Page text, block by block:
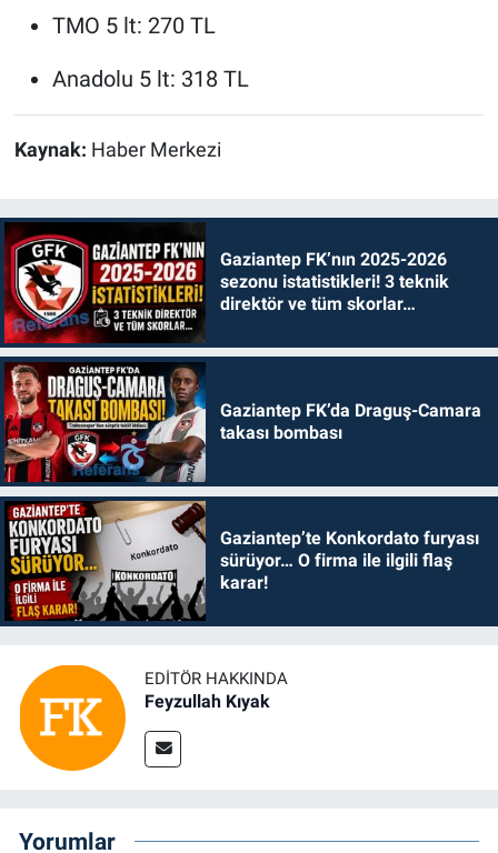
TMO 5 lt: 270 TL
Anadolu 5 lt: 318 TL
Kaynak: Haber Merkezi
Gaziantep FK’nın 2025-2026
sezonu istatistikleri! 3 teknik
direktör ve tüm skorlar…
Gaziantep FK’da Draguş-Camara
takası bombası
Gaziantep’te Konkordato furyası
sürüyor… O firma ile ilgili flaş
karar!
EDITÖR HAKKINDA
Feyzullah Kıyak
Yorumlar